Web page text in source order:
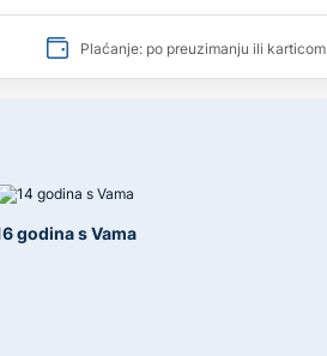
Plaćanje: po preuzimanju ili karticom
godina s Vama